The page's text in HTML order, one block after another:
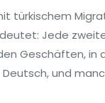
türkischem
Jede
Geschäften, in
und